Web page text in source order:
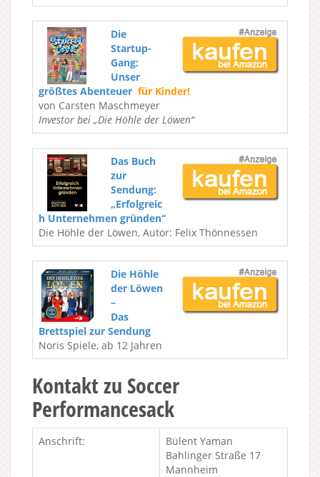
Die
Startup-
Gang:
Unser
größtes Abenteuer für Kinder!
von Carsten Maschmeyer
Investor bei „Die Höhle der Löwen“
Das Buch
zur
Sendung:
„Erfolgreic
h Unternehmen gründen“
Die Höhle der Löwen, Autor: Felix Thönnessen
Die Höhle
der Löwen
–
Das
Brettspiel zur Sendung
Noris Spiele, ab 12 Jahren
Kontakt zu Soccer
Performancesack
Anschrift:
Bülent Yaman
Bahlinger Straße 17
Mannheim